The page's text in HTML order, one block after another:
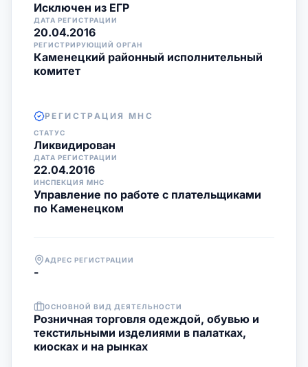
Исключен из ЕГР
ДАТА РЕГИСТРАЦИИ
20.04.2016
РЕГИСТРИРУЮЩИЙ ОРГАН
Каменецкий районный исполнительный
комитет
РЕГИСТРАЦИЯ МНС
СТАТУС
Ликвидирован
ДАТА РЕГИСТРАЦИИ
22.04.2016
ИНСПЕКЦИЯ МНС
Управление по работе с плательщиками
по Каменецком
АДРЕС РЕГИСТРАЦИИ
-
ОСНОВНОЙ ВИД ДЕЯТЕЛЬНОСТИ
Розничная торговля одеждой, обувью и
текстильными изделиями в палатках,
киосках и на рынках